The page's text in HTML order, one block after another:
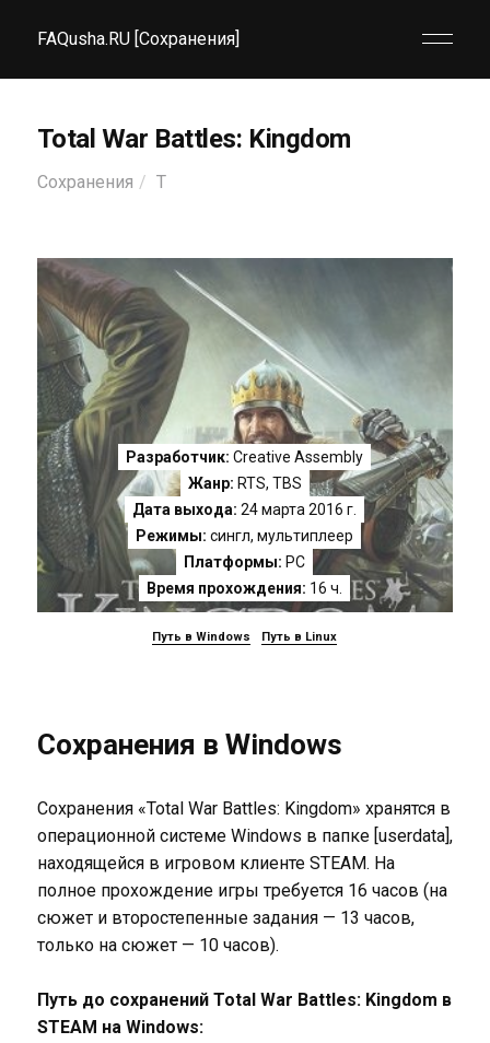
FAQusha.RU [Сохранения]
Total War Battles: Kingdom
Сохранения T
Разработчик: Creative Assembly
Жанр: RTS, TBS
Дата выхода: 24 марта 2016 г.
Режимы: сингл, мультиплеер
Платформы: PC
Время прохождения: 16 ч.
Путь в Windows Путь в Linux
Сохранения в Windows
Сохранения «Total War Battles: Kingdom» хранятся в
операционной системе Windows в папке [userdata],
находящейся в игровом клиенте STEAM. На
полное прохождение игры требуется 16 часов (на
сюжет и второстепенные задания — 13 часов,
только на сюжет — 10 часов).
Путь до сохранений Total War Battles: Kingdom в
STEAM на Windows: